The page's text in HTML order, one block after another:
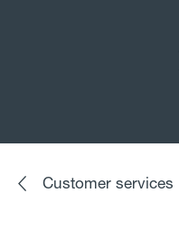
Customer services